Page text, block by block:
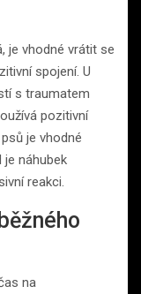
je vhodné vrátit se
spojení. U
s traumatem
pozitivní
je vhodné
náhubek
reakci.
na